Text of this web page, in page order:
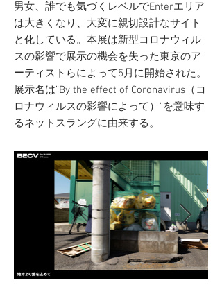
男女、誰でも気づくレベルでEnterエリア
は大きくなり、大変に親切設計なサイト
と化している。本展は新型コロナウィル
スの影響で展示の機会を失った東京のア
ーティストらによって5月に開始された。
展示名は”By the effect of Coronavirus（コ
ロナウィルスの影響によって）”を意味す
るネットスラングに由来する。